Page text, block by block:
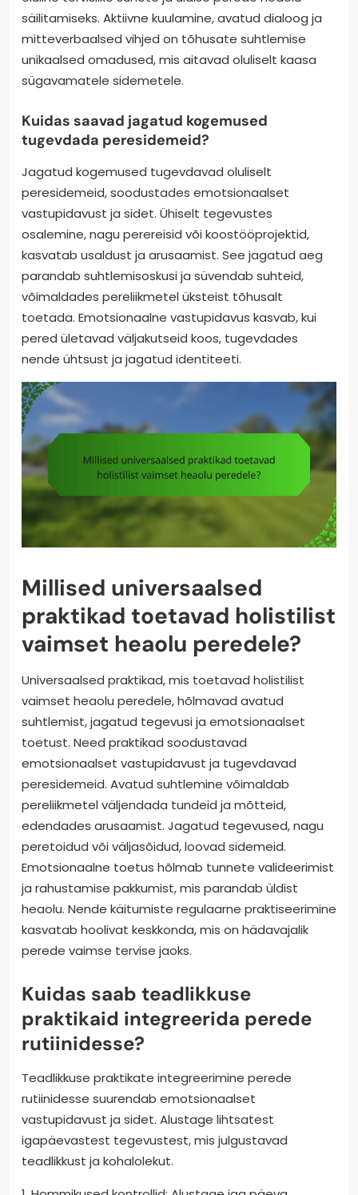
säilitamiseks. Aktiivne kuulamine, avatud dialoog ja
mitteverbaalsed vihjed on tõhusate suhtlemise
unikaalsed omadused, mis aitavad oluliselt kaasa
sügavamatele sidemetele.
Kuidas saavad jagatud kogemused
tugevdada peresidemeid?
Jagatud kogemused tugevdavad oluliselt
peresidemeid, soodustades emotsionaalset
vastupidavust ja sidet. Ühiselt tegevustes
osalemine, nagu perereisid või koostööprojektid,
kasvatab usaldust ja arusaamist. See jagatud aeg
parandab suhtlemisoskusi ja süvendab suhteid,
võimaldades pereliikmetel üksteist tõhusalt
toetada. Emotsionaalne vastupidavus kasvab, kui
pered ületavad väljakutseid koos, tugevdades
nende ühtsust ja jagatud identiteeti.
Millised universaalsed
praktikad toetavad holistilist
vaimset heaolu peredele?
Universaalsed praktikad, mis toetavad holistilist
vaimset heaolu peredele, hõlmavad avatud
suhtlemist, jagatud tegevusi ja emotsionaalset
toetust. Need praktikad soodustavad
emotsionaalset vastupidavust ja tugevdavad
peresidemeid. Avatud suhtlemine võimaldab
pereliikmetel väljendada tundeid ja mõtteid,
edendades arusaamist. Jagatud tegevused, nagu
peretoidud või väljasõidud, loovad sidemeid.
Emotsionaalne toetus hõlmab tunnete valideerimist
ja rahustamise pakkumist, mis parandab üldist
heaolu. Nende käitumiste regulaarne praktiseerimine
kasvatab hoolivat keskkonda, mis on hädavajalik
perede vaimse tervise jaoks.
Kuidas saab teadlikkuse
praktikaid integreerida perede
rutiinidesse?
Teadlikkuse praktikate integreerimine perede
rutiinidesse suurendab emotsionaalset
vastupidavust ja sidet. Alustage lihtsatest
igapäevastest tegevustest, mis julgustavad
teadlikkust ja kohalolekut.